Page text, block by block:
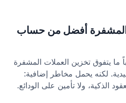
المشفرة أفضل من حساب
ما يتفوق تخزين العملات المشفرة
لكنه يحمل مخاطر إضافية:
الذكية، ولا تأمين على الودائع.